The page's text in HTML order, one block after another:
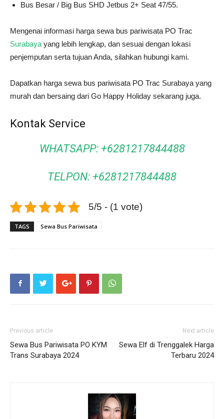
Bus Besar / Big Bus SHD Jetbus 2+ Seat 47/55.
Mengenai informasi harga sewa bus pariwisata PO Trac
Surabaya yang lebih lengkap, dan sesuai dengan lokasi
penjemputan serta tujuan Anda, silahkan hubungi kami.
Dapatkan harga sewa bus pariwisata PO Trac Surabaya yang
murah dan bersaing dari Go Happy Holiday sekarang juga.
Kontak Service
WHATSAPP: +6281217844488
TELPON: +6281217844488
5/5 - (1 vote)
TAGS Sewa Bus Pariwisata
Previous article
Sewa Bus Pariwisata PO KYM
Trans Surabaya 2024
Next article
Sewa Elf di Trenggalek Harga
Terbaru 2024